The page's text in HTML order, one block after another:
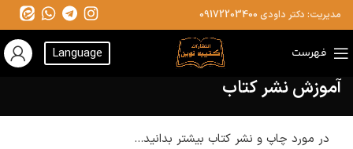
مدیریت: دکتر داودی 09172203400
فهرست Language
آموزش نشر کتاب
در مورد چاپ و نشر کتاب بیشتر بدانید...